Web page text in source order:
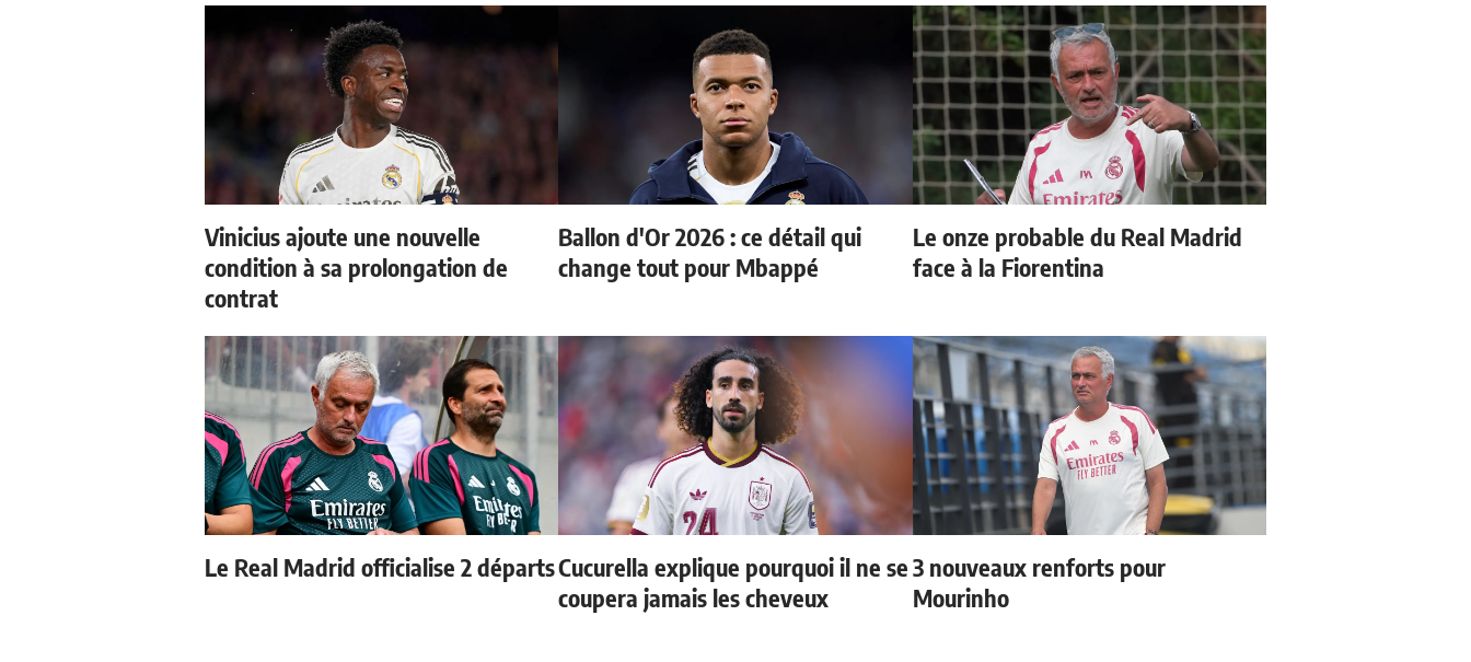
Vinicius ajoute une nouvelle
condition à sa prolongation de
contrat
Ballon d'Or 2026 : ce détail qui
change tout pour Mbappé
Le onze probable du Real Madrid
face à la Fiorentina
Le Real Madrid officialise 2 départsCucurella explique pourquoi il ne se
coupera jamais les cheveux
3 nouveaux renforts pour
Mourinho